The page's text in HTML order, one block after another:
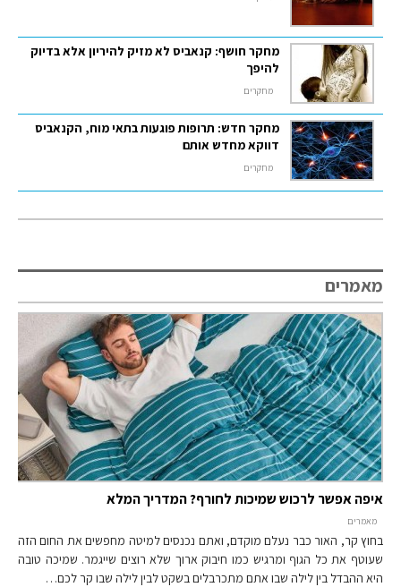
מחקר חושף: קנאביס לא מזיק להיריון אלא בדיוק
להיפך
מחקרים
מחקר חדש: תרופות פוגעות בתאי מוח, הקנאביס
דווקא מחדש אותם
מחקרים
מאמרים
איפה אפשר לרכוש שמיכות לחורף? המדריך המלא
מאמרים
בחוץ קר, האור כבר נעלם מוקדם, ואתם נכנסים למיטה מחפשים את החום הזה
שעוטף את כל הגוף ומרגיש כמו חיבוק ארוך שלא רוצים שייגמר. שמיכה טובה
היא ההבדל בין לילה שבו אתם מתכרבלים בשקט לבין לילה שבו קר לכם…